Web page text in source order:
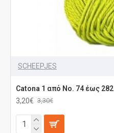
SCHEEPJES
Catona 1 από No. 74 έως 282
3,20€ 3,30€